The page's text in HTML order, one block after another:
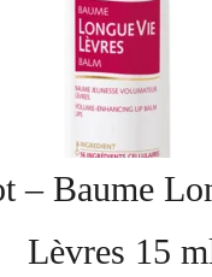
– Baume
Lèvres 15